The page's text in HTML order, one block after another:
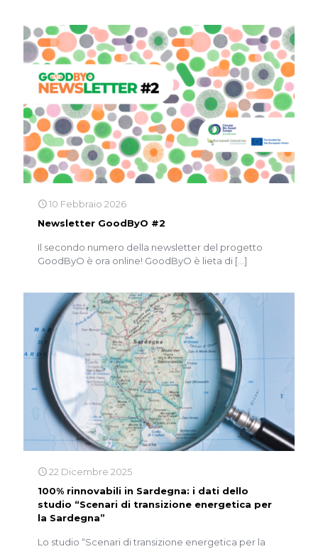
10 Febbraio 2026
Newsletter GoodByO #2
Il secondo numero della newsletter del progetto
GoodByO è ora online! GoodByO è lieta di […]
22 Dicembre 2025
100% rinnovabili in Sardegna: i dati dello
studio “Scenari di transizione energetica per
la Sardegna”
Lo studio “Scenari di transizione energetica per la